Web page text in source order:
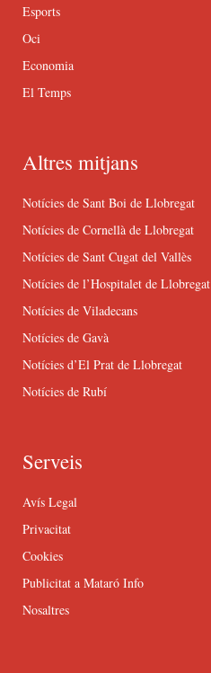
Esports
Oci
Economia
El Temps
Altres mitjans
Notícies de Sant Boi de Llobregat
Notícies de Cornellà de Llobregat
Notícies de Sant Cugat del Vallès
Notícies de l’Hospitalet de Llobregat
Notícies de Viladecans
Notícies de Gavà
Notícies d’El Prat de Llobregat
Notícies de Rubí
Serveis
Avís Legal
Privacitat
Cookies
Publicitat a Mataró Info
Nosaltres